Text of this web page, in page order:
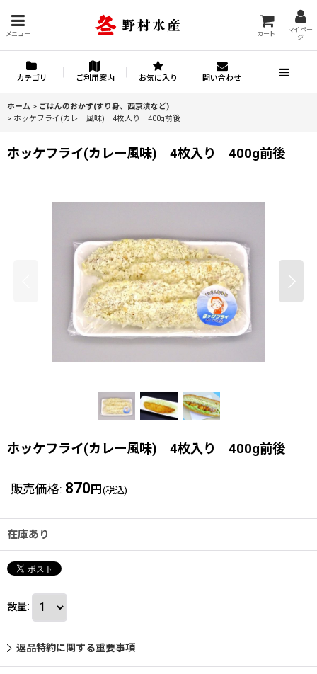
メニュー カート
マイペー
ジ
カテゴリ ご利用案内 お気に入り 問い合わせ
ホーム > ごはんのおかず(すり身、西京漬など)
> ホッケフライ(カレー風味) 4枚入り 400g前後
ホッケフライ(カレー風味) 4枚入り 400g前後
ホッケフライ(カレー風味) 4枚入り 400g前後
販売価格: 870 円 (税込)
在庫あり
数量:
返品特約に関する重要事項